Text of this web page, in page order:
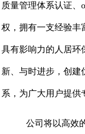
质量管理体系认证、
权，拥有一支经验丰
具有影响力的人居环
新、与时进步，创建
系，为广大用户提供
公司将以高效